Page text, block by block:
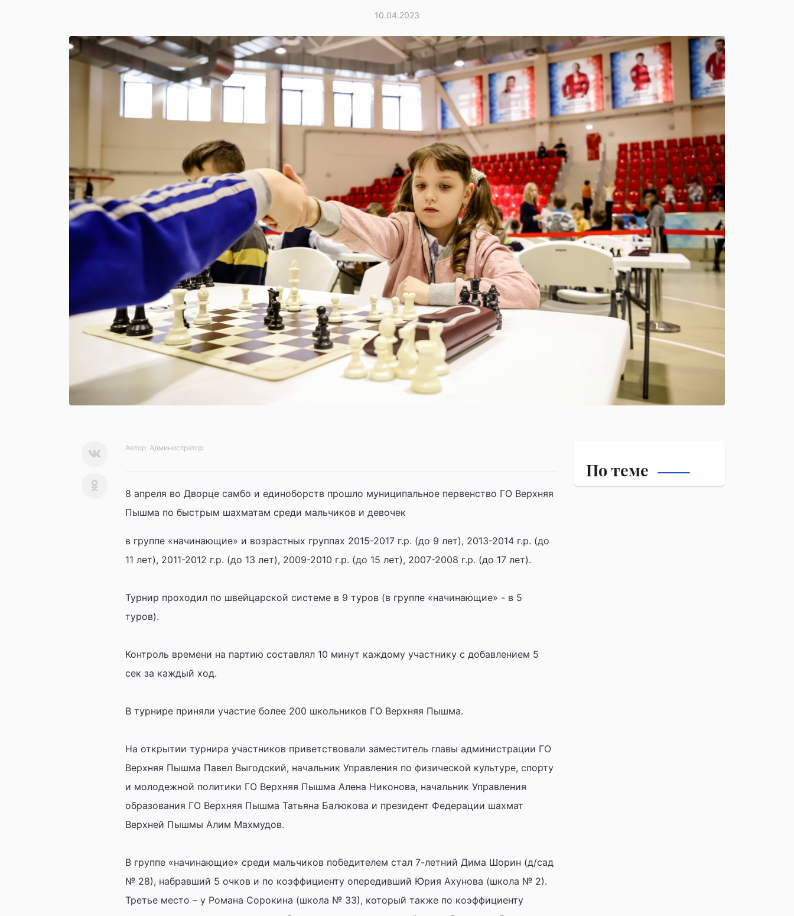
10.04.2023
Автор: Администратор
8 апреля во Дворце самбо и единоборств прошло муниципальное первенство ГО Верхняя
Пышма по быстрым шахматам среди мальчиков и девочек
в группе «начинающие» и возрастных группах 2015-2017 г.р. (до 9 лет), 2013-2014 г.р. (до
11 лет), 2011-2012 г.р. (до 13 лет), 2009-2010 г.р. (до 15 лет), 2007-2008 г.р. (до 17 лет).
Турнир проходил по швейцарской системе в 9 туров (в группе «начинающие» - в 5
туров).
Контроль времени на партию составлял 10 минут каждому участнику с добавлением 5
сек за каждый ход.
В турнире приняли участие более 200 школьников ГО Верхняя Пышма.
На открытии турнира участников приветствовали заместитель главы администрации ГО
Верхняя Пышма Павел Выгодский, начальник Управления по физической культуре, спорту
и молодежной политики ГО Верхняя Пышма Алена Никонова, начальник Управления
образования ГО Верхняя Пышма Татьяна Балюкова и президент Федерации шахмат
Верхней Пышмы Алим Махмудов.
В группе «начинающие» среди мальчиков победителем стал 7-летний Дима Шорин (д/сад
№ 28), набравший 5 очков и по коэффициенту опередивший Юрия Ахунова (школа № 2).
Третье место – у Романа Сорокина (школа № 33), который также по коэффициенту
По теме